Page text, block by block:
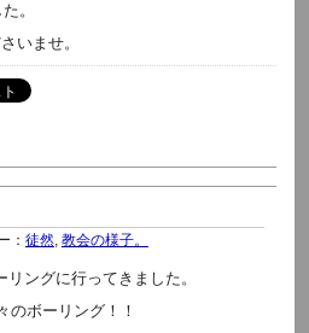
。
いませ。
： 徒然, 教会の様子。
ングに行ってきました。
のボーリング！！